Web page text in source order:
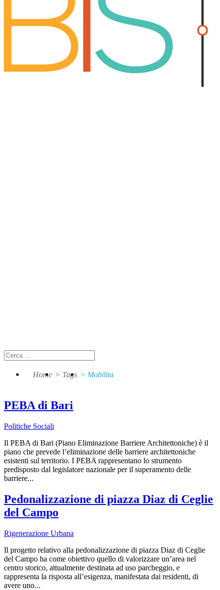
Home > Tags > Mobilita
PEBA di Bari
Politiche Sociali
Il PEBA di Bari (Piano Eliminazione Barriere Architettoniche) è il
piano che prevede l’eliminazione delle barriere architettoniche
esistenti sul territorio. I PEBA rappresentano lo strumento
predisposto dal legislatore nazionale per il superamento delle
barriere...
Pedonalizzazione di piazza Diaz di Ceglie
del Campo
Rigenerazione Urbana
Il progetto relativo alla pedonalizzazione di piazza Diaz di Ceglie
del Campo ha come obiettivo quello di valorizzare un’area nel
centro storico, attualmente destinata ad uso parcheggio, e
rappresenta la risposta all’esigenza, manifestata dai residenti, di
avere uno...